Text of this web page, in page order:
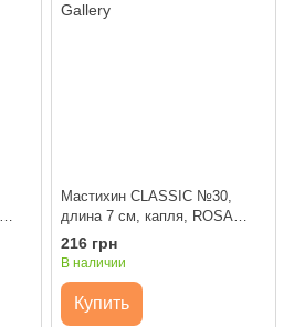
Мастихин CLASSIC №30,
длина 7 см, капля, ROSA
Gallery
216 грн
В наличии
Купить